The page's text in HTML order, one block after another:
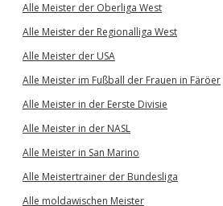
Alle Meister der Oberliga West
Alle Meister der Regionalliga West
Alle Meister der USA
Alle Meister im Fußball der Frauen in Färöer
Alle Meister in der Eerste Divisie
Alle Meister in der NASL
Alle Meister in San Marino
Alle Meistertrainer der Bundesliga
Alle moldawischen Meister